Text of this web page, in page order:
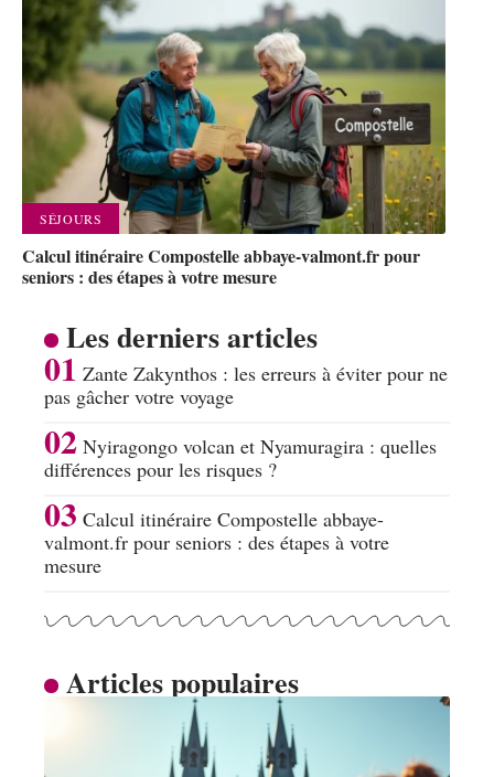
SÉJOURS
Calcul itinéraire Compostelle abbaye-valmont.fr pour
seniors : des étapes à votre mesure
Les derniers articles
Zante Zakynthos : les erreurs à éviter pour ne
pas gâcher votre voyage
Nyiragongo volcan et Nyamuragira : quelles
différences pour les risques ?
Calcul itinéraire Compostelle abbaye-
valmont.fr pour seniors : des étapes à votre
mesure
Articles populaires